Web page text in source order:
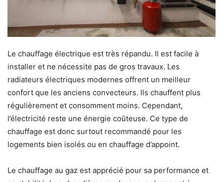
Le chauffage électrique est très répandu. Il est facile à
installer et ne nécessite pas de gros travaux. Les
radiateurs électriques modernes offrent un meilleur
confort que les anciens convecteurs. Ils chauffent plus
régulièrement et consomment moins. Cependant,
l’électricité reste une énergie coûteuse. Ce type de
chauffage est donc surtout recommandé pour les
logements bien isolés ou en chauffage d’appoint.
Le chauffage au gaz est apprécié pour sa performance et